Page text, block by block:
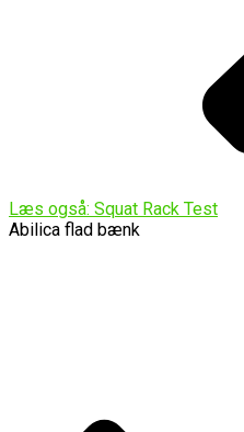
Læs også: Squat Rack Test
Abilica flad bænk